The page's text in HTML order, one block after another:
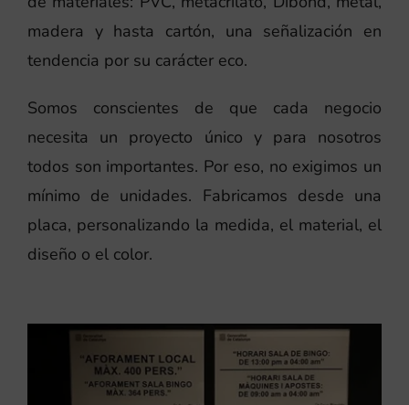
madera y hasta cartón, una señalización en
tendencia por su carácter eco.
Somos conscientes de que cada negocio
necesita un proyecto único y para nosotros
todos son importantes. Por eso, no exigimos un
mínimo de unidades. Fabricamos desde una
placa, personalizando la medida, el material, el
diseño o el color.